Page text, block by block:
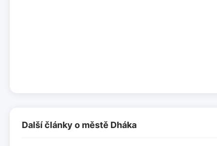
Další články o městě Dháka